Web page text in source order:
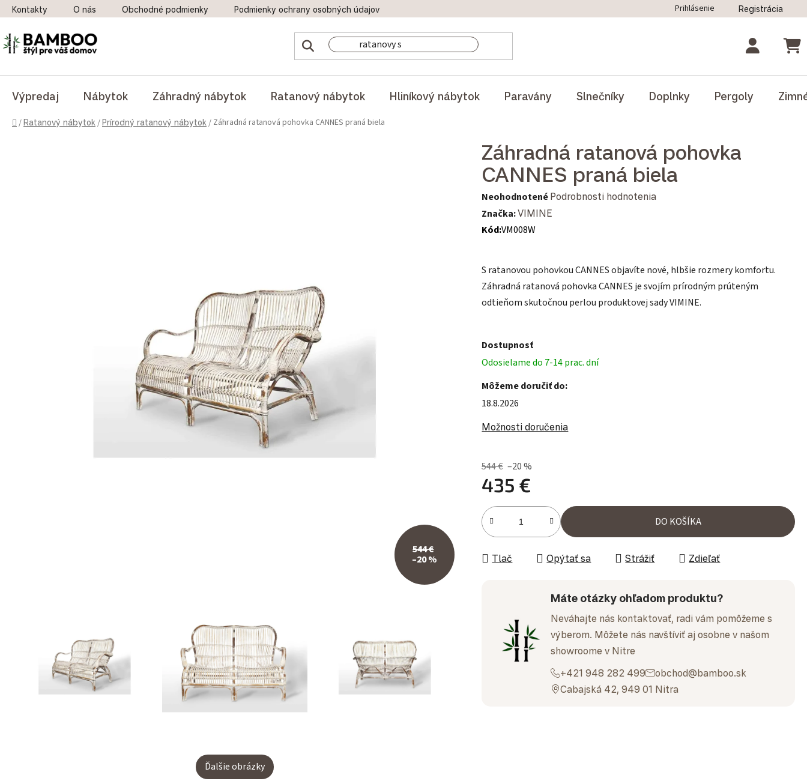
Prejsť na obsah
Kontakty O nás Obchodné podmienky Podmienky ochrany osobných údajov Odstúpenie od zmluvy
Prihlásenie Registrácia
Výpredaj Nábytok Záhradný nábytok Ratanový nábytok Hliníkový nábytok Paravány Slnečníky Doplnky Pergoly
Domov
/Ratanový nábytok /Prírodný ratanový nábytok / Záhradná ratanová pohovka CANNES praná biela
Záhradná ratanová pohovka
CANNES praná biela
Priemerné hodnotenie produktu je 0,0 z 5 hviezdičiek.
Neohodnotené Podrobnosti hodnotenia
Značka:VIMINE
Kód:VM008W
S ratanovou pohovkou CANNES objavíte nové, hlbšie rozmery komfortu.
Záhradná ratanová pohovka CANNES je svojím prírodným prúteným
odtieňom skutočnou perlou produktovej sady VIMINE.
Dostupnosť
Odosielame do 7-14 prac. dní
Môžeme doručiť do:
18.8.2026
Možnosti doručenia
544 € –20 %
435 €
Jednotková cena:
DO KOŠÍKA
Tlač Opýtať sa Strážiť Zdieľať
Máte otázky ohľadom produktu?
Neváhajte nás kontaktovať, radi vám pomôžeme s
výberom. Môžete nás navštíviť aj osobne v našom
showroome v Nitre
+421 948 282 499
obchod@bamboo.sk
Cabajská 42, 949 01 Nitra
544 €
–20 %
Ďalšie obrázky